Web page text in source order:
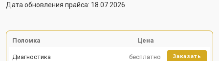
Дата обновления прайса: 18.07.2026
Поломка Цена
Диагностика бесплатно Заказать